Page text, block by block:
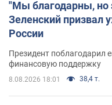
"Мы благодарны, но
Зеленский призвал
России
Президент поблагодарил
финансовую поддержку
8.08.2026 18:01 38,4 т.